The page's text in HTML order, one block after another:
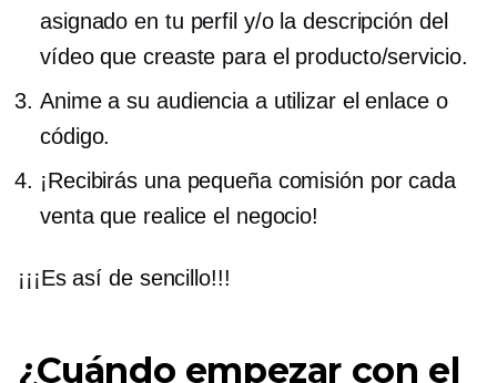
asignado en tu perfil y/o la descripción del
vídeo que creaste para el producto/servicio.
Anime a su audiencia a utilizar el enlace o
código.
¡Recibirás una pequeña comisión por cada
venta que realice el negocio!
¡¡¡Es así de sencillo!!!
¿Cuándo empezar con el